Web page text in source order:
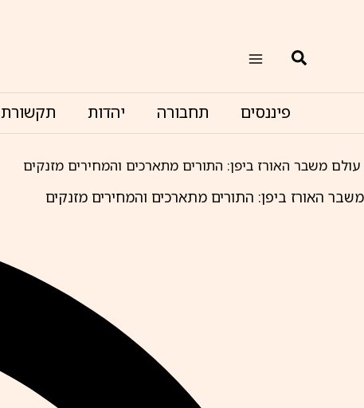
חיפוש
פיננסים תחבורה יהדות תקשורת
עולם משבר האורז ביפן: התורים מתארכים והמחירים מזנקים
משבר האורז ביפן: התורים מתארכים והמחירים מזנקים